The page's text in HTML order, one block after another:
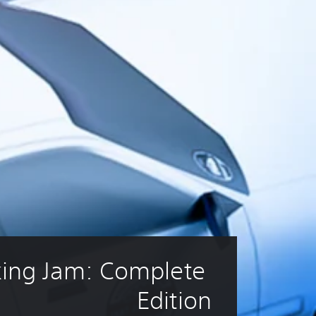
Jam: Complete
Edition